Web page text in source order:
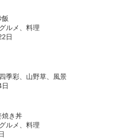
飯
ルメ、料理
日
季彩、山野草、風景
焼き丼
ルメ、料理